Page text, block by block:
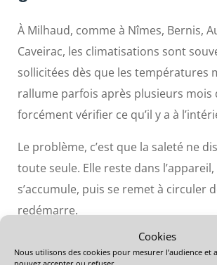
Cookies
Nous utilisons des cookies pour mesurer l’audience et
À Milhaud, comme à Nîmes, Bernis,
Caveirac, les climatisations sont
sollicitées dès que les températures
rallume parfois après plusieurs mois
forcément vérifier ce qu’il y a à
Le problème, c’est que la saleté ne
toute seule. Elle reste dans l’appareil,
s’accumule, puis se remet à circuler
redémarre.
Faire nettoyer ses splits avant l’été